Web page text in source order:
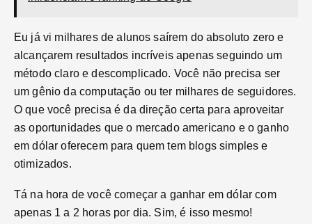
Eu já vi milhares de alunos saírem do absoluto zero e
alcançarem resultados incríveis apenas seguindo um
método claro e descomplicado. Você não precisa ser
um gênio da computação ou ter milhares de seguidores.
O que você precisa é da direção certa para aproveitar
as oportunidades que o mercado americano e o ganho
em dólar oferecem para quem tem blogs simples e
otimizados.
Tá na hora de você começar a ganhar em dólar com
apenas 1 a 2 horas por dia. Sim, é isso mesmo!